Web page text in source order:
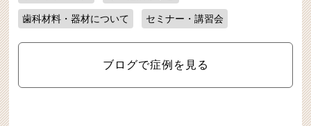
歯科材料・器材について セミナー・講習会
ブログで症例を見る